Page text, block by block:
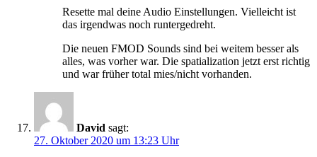
Resette mal deine Audio Einstellungen. Vielleicht ist
das irgendwas noch runtergedreht.
Die neuen FMOD Sounds sind bei weitem besser als
alles, was vorher war. Die spatialization jetzt erst richtig
und war früher total mies/nicht vorhanden.
David sagt:
27. Oktober 2020 um 13:23 Uhr